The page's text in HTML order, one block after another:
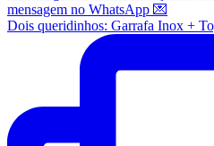
Dois queridinhos: Garrafa Inox +